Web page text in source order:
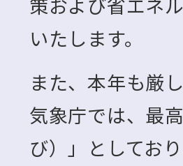
いたします。
また、本年も厳
気象庁では、最
び）」としてお